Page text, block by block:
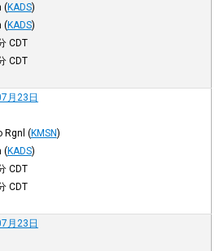
(KADS)
(KADS)
CDT
CDT
月23日
Rgnl (KMSN)
(KADS)
CDT
CDT
月23日